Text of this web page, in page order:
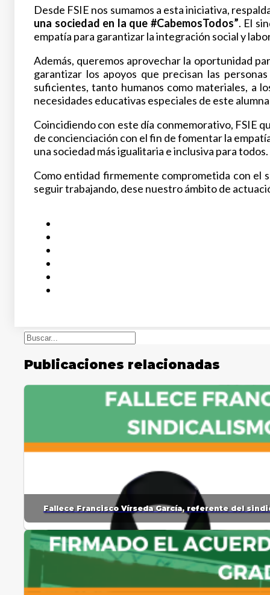
Desde FSIE nos sumamos a esta iniciativa,
una sociedad en la que #CabemosTodos”. El
empatía para garantizar la integración social y
Además, queremos aprovechar la oportunidad
garantizar los apoyos que precisan las
suficientes, tanto humanos como materiales, a
necesidades educativas especiales de este
Coincidiendo con este día conmemorativo, FSIE
de concienciación con el fin de fomentar la
una sociedad más igualitaria e inclusiva para todos.
Como entidad firmemente comprometida con el
seguir trabajando, dese nuestro ámbito de
Buscar
Publicaciones relacionadas
Fallece Francisco Vírseda García, referente del